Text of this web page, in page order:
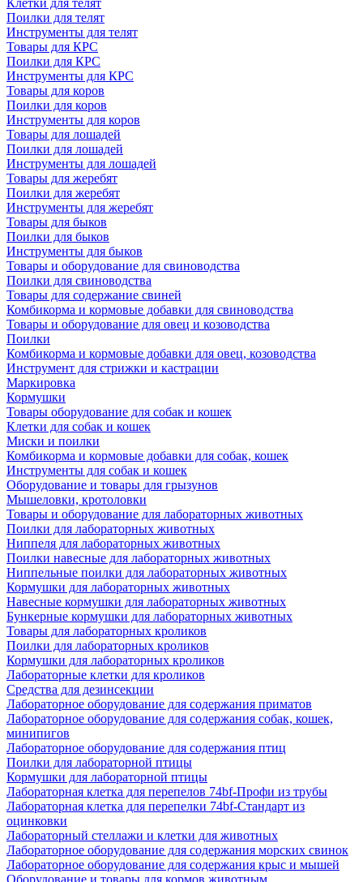
Клетки для телят
Поилки для телят
Инструменты для телят
Товары для КРС
Поилки для КРС
Инструменты для КРС
Товары для коров
Поилки для коров
Инструменты для коров
Товары для лошадей
Поилки для лошадей
Инструменты для лошадей
Товары для жеребят
Поилки для жеребят
Инструменты для жеребят
Товары для быков
Поилки для быков
Инструменты для быков
Товары и оборудование для свиноводства
Поилки для свиноводства
Товары для содержание свиней
Комбикорма и кормовые добавки для свиноводства
Товары и оборудование для овец и козоводства
Поилки
Комбикорма и кормовые добавки для овец, козоводства
Инструмент для стрижки и кастрации
Маркировка
Кормушки
Товары оборудование для собак и кошек
Клетки для собак и кошек
Миски и поилки
Комбикорма и кормовые добавки для собак, кошек
Инструменты для собак и кошек
Оборудование и товары для грызунов
Мышеловки, кротоловки
Товары и оборудование для лабораторных животных
Поилки для лабораторных животных
Ниппеля для лабораторных животных
Поилки навесные для лабораторных животных
Ниппельные поилки для лабораторных животных
Кормушки для лабораторных животных
Навесные кормушки для лабораторных животных
Бункерные кормушки для лабораторных животных
Товары для лабораторных кроликов
Поилки для лабораторных кроликов
Кормушки для лабораторных кроликов
Лабораторные клетки для кроликов
Средства для дезинсекции
Лабораторное оборудование для содержания приматов
Лабораторное оборудование для содержания собак, кошек,
минипигов
Лабораторное оборудование для содержания птиц
Поилки для лабораторной птицы
Кормушки для лабораторной птицы
Лабораторная клетка для перепелов 74bf-Профи из трубы
Лабораторная клетка для перепелки 74bf-Стандарт из
оцинковки
Лабораторный стеллажи и клетки для животных
Лабораторное оборудование для содержания морских свинок
Лабораторное оборудование для содержания крыс и мышей
Оборудование и товары для кормов животным